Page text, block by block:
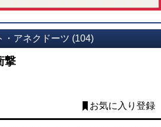
・アネクドーツ (104)
撃
お気に入り登録